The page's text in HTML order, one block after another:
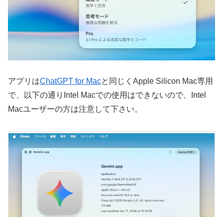
アプリはChatGPT for Macと同じくApple Silicon Mac専用
で、以下の通りIntel Macでの使用はできないので、Intel
Macユーザーの方は注意して下さい。